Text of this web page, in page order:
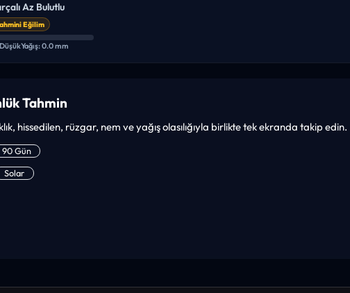
Az Bulutlu
Eğilim
DüşükYağış: 0.0 mm
Tahmin
hissedilen, rüzgar, nem ve yağış olasılığıyla birlikte tek ekranda takip edin.
90 Gün
Solar